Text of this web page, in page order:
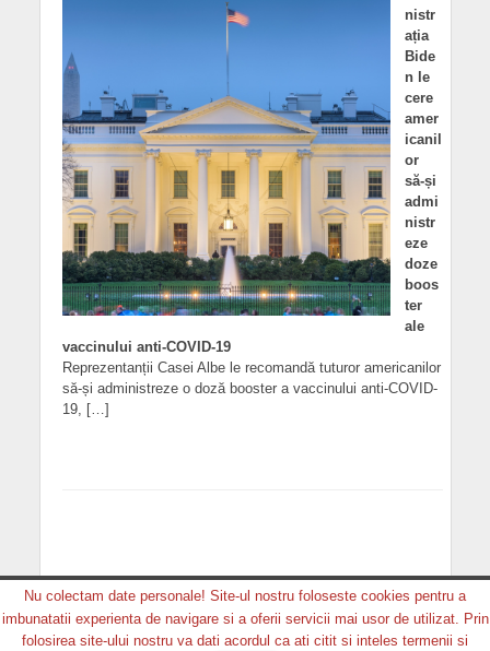
nistr
ația
Bide
n le
cere
amer
icanil
or
să-și
admi
nistr
eze
doze
boos
ter
ale
vaccinului anti-COVID-19
Reprezentanții Casei Albe le recomandă tuturor americanilor
să-și administreze o doză booster a vaccinului anti-COVID-
19, […]
Copyright © 2026. MEDIA GRUP PRODUCTION. Toate
Nu colectam date personale! Site-ul nostru foloseste cookies pentru a
imbunatatii experienta de navigare si a oferii servicii mai usor de utilizat. Prin
folosirea site-ului nostru va dati acordul ca ati citit si inteles termenii si